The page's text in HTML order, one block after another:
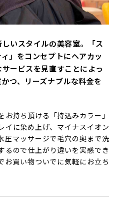
いスタイルの美容室。「ス
」をコンセプトにヘアカッ
ービスを見直すことによっ
つ、リーズナブルな料金を
持ち頂ける「持込みカラー」
イに染め上げ、マイナスイオン
圧マッサージで毛穴の奥まで洗
るので仕上がり違いを実感でき
お買い物ついでに気軽にお立ち